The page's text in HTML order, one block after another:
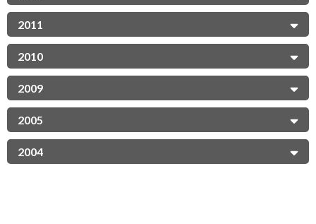
2011
2010
2009
2005
2004